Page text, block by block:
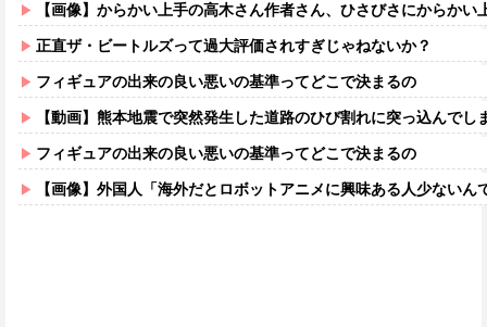
【画像】からかい上手の高木さん作者さん、ひさびさにからかい上手の高木
正直ザ・ビートルズって過大評価されすぎじゃねないか？
フィギュアの出来の良い悪いの基準ってどこで決まるの
【動画】熊本地震で突然発生した道路のひび割れに突っ込んでし
フィギュアの出来の良い悪いの基準ってどこで決まるの
【画像】外国人「海外だとロボットアニメに興味ある人少ないん